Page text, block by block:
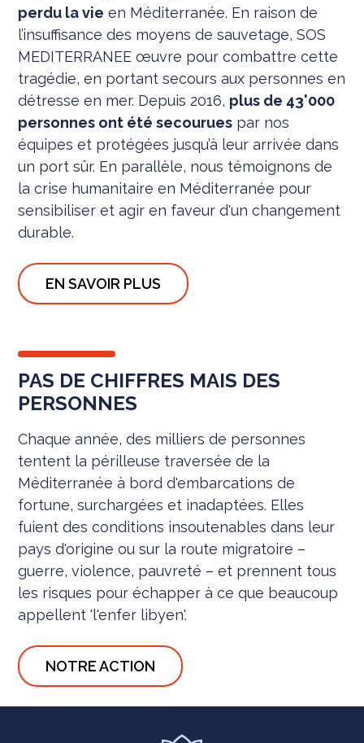
perdu la vie en Méditerranée. En raison de
l’insuffisance des moyens de sauvetage, SOS
MEDITERRANEE œuvre pour combattre cette
tragédie, en portant secours aux personnes en
détresse en mer. Depuis 2016, plus de 43'000
personnes ont été secourues par nos
équipes et protégées jusqu’à leur arrivée dans
un port sûr. En parallèle, nous témoignons de
la crise humanitaire en Méditerranée pour
sensibiliser et agir en faveur d'un changement
durable.
EN SAVOIR PLUS
PAS DE CHIFFRES MAIS DES
PERSONNES
Chaque année, des milliers de personnes
tentent la périlleuse traversée de la
Méditerranée à bord d'embarcations de
fortune, surchargées et inadaptées. Elles
fuient des conditions insoutenables dans leur
pays d'origine ou sur la route migratoire –
guerre, violence, pauvreté – et prennent tous
les risques pour échapper à ce que beaucoup
appellent 'l'enfer libyen'.
NOTRE ACTION